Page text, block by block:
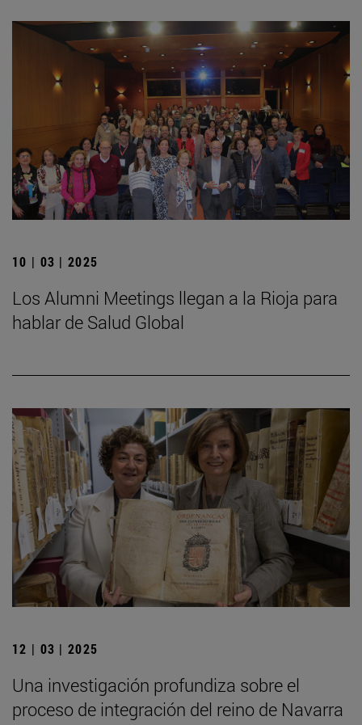
10 | 03 | 2025
Los Alumni Meetings llegan a la Rioja para
hablar de Salud Global
12 | 03 | 2025
Una investigación profundiza sobre el
proceso de integración del reino de Navarra